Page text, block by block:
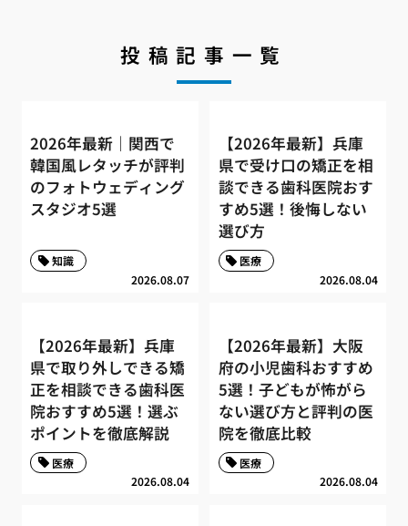
投稿記事一覧
2026年最新｜関西で
韓国風レタッチが評判
のフォトウェディング
スタジオ5選
2026.08.07
知識
【2026年最新】兵庫
県で受け口の矯正を相
談できる歯科医院おす
すめ5選！後悔しない
選び方
2026.08.04
医療
【2026年最新】兵庫
県で取り外しできる矯
正を相談できる歯科医
院おすすめ5選！選ぶ
ポイントを徹底解説
2026.08.04
医療
【2026年最新】大阪
府の小児歯科おすすめ
5選！子どもが怖がら
ない選び方と評判の医
院を徹底比較
2026.08.04
医療